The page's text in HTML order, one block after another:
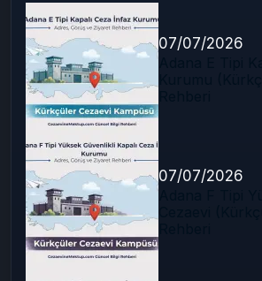
07/07/2026
07/07/2026